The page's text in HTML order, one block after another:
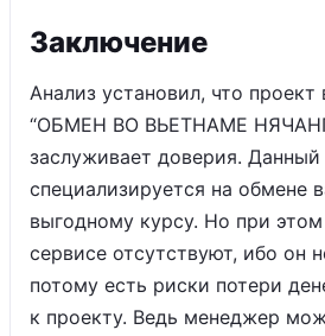
Заключение
Анализ установил, что проект
“ОБМЕН ВО ВЬЕТНАМЕ
заслуживает доверия. Данный
специализируется на обмене
выгодному курсу. Но при
сервисе отсутствуют, ибо он
потому есть риски потери
к проекту. Ведь менеджер